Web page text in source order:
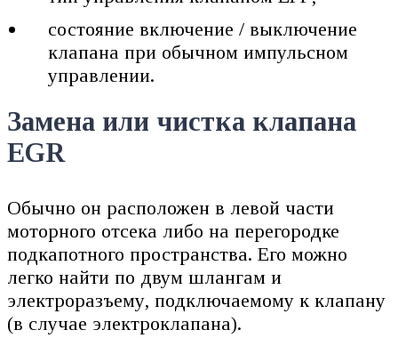
состояние включение / выключение
клапана при обычном импульсном
управлении.
Замена или чистка клапана
EGR
Обычно он расположен в левой части
моторного отсека либо на перегородке
подкапотного пространства. Его можно
легко найти по двум шлангам и
электроразъему, подключаемому к клапану
(в случае электроклапана).